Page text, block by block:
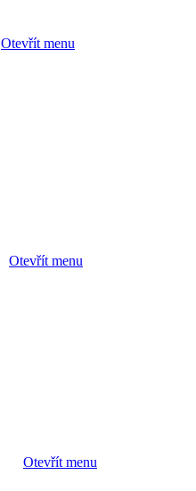
Otevřít menu
Otevřít menu
Otevřít menu